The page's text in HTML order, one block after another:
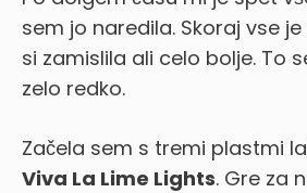
sem jo naredila. Skoraj vse
si zamislila ali celo bolje. To
zelo redko.
Začela sem s tremi plastmi
Viva La Lime Lights. Gre za